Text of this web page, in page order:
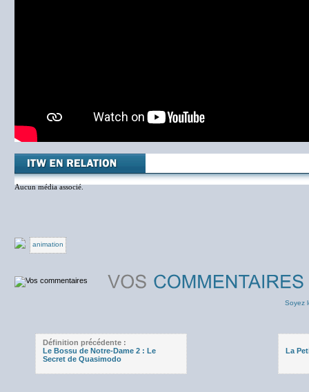
Aucun média associé.
animation
Soyez
Définition précédente :
Le Bossu de Notre-Dame 2 : Le
Secret de Quasimodo
La